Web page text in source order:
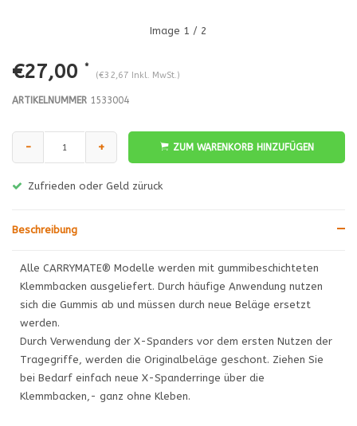
Image 1 / 2
€27,00 *
(€32,67 Inkl. MwSt.)
ARTIKELNUMMER 1533004
- + ZUM WARENKORB HINZUFÜGEN
Zufrieden oder Geld züruck
Beschreibung
Alle CARRYMATE® Modelle werden mit gummibeschichteten
Klemmbacken ausgeliefert. Durch häufige Anwendung nutzen
sich die Gummis ab und müssen durch neue Beläge ersetzt
werden.
Durch Verwendung der X-Spanders vor dem ersten Nutzen der
Tragegriffe, werden die Originalbeläge geschont. Ziehen Sie
bei Bedarf einfach neue X-Spanderringe über die
Klemmbacken,- ganz ohne Kleben.